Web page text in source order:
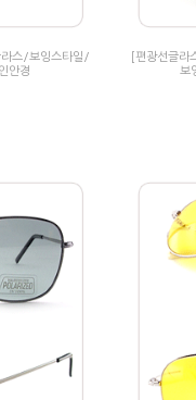
스/보잉스타일/
안경
[편광선글
보